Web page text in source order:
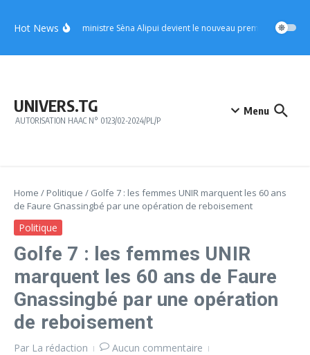
Hot NewsUFC : le ministre Sèna Alipui devient le nouveau premier vice-
UNIVERS.TG
AUTORISATION HAAC N° 0123/02-2024/PL/P
Menu
Home / Politique / Golfe 7 : les femmes UNIR marquent les 60 ans
de Faure Gnassingbé par une opération de reboisement
Politique
Golfe 7 : les femmes UNIR
marquent les 60 ans de Faure
Gnassingbé par une opération
de reboisement
Par La rédaction
Aucun commentaire